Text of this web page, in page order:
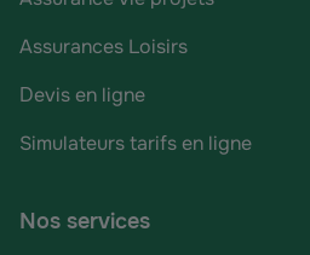
Assurances Loisirs
Devis en ligne
Simulateurs tarifs en ligne
Nos services